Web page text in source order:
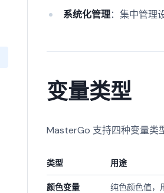
系统化管理：集中管理
变量类型
MasterGo 支持四种变量类
类型 用途
颜色变量 纯色颜色值，